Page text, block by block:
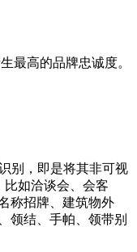
最高的品牌忠诚度。
别，即是将其非可视
如洽谈会、会客
称招牌、建筑物外
领结、手帕、领带别